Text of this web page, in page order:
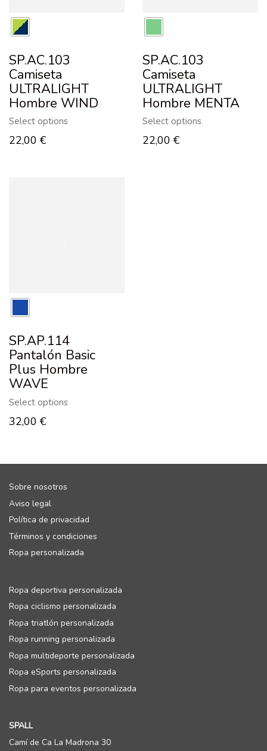
SP.AC.103
Camiseta
ULTRALIGHT
Hombre WIND
Select options
22,00 €
SP.AC.103
Camiseta
ULTRALIGHT
Hombre MENTA
Select options
22,00 €
SP.AP.114
Pantalón Basic
Plus Hombre
WAVE
Select options
32,00 €
Sobre nosotros
Aviso legal
Política de privacidad
Términos y condiciones
Ropa personalizada
Ropa deportiva personalizada
Ropa ciclismo personalizada
Ropa triatlón personalizada
Ropa running personalizada
Ropa multideporte personalizada
Ropa eSports personalizada
Ropa para eventos personalizada
SPALL
Camí de Ca La Madrona 30